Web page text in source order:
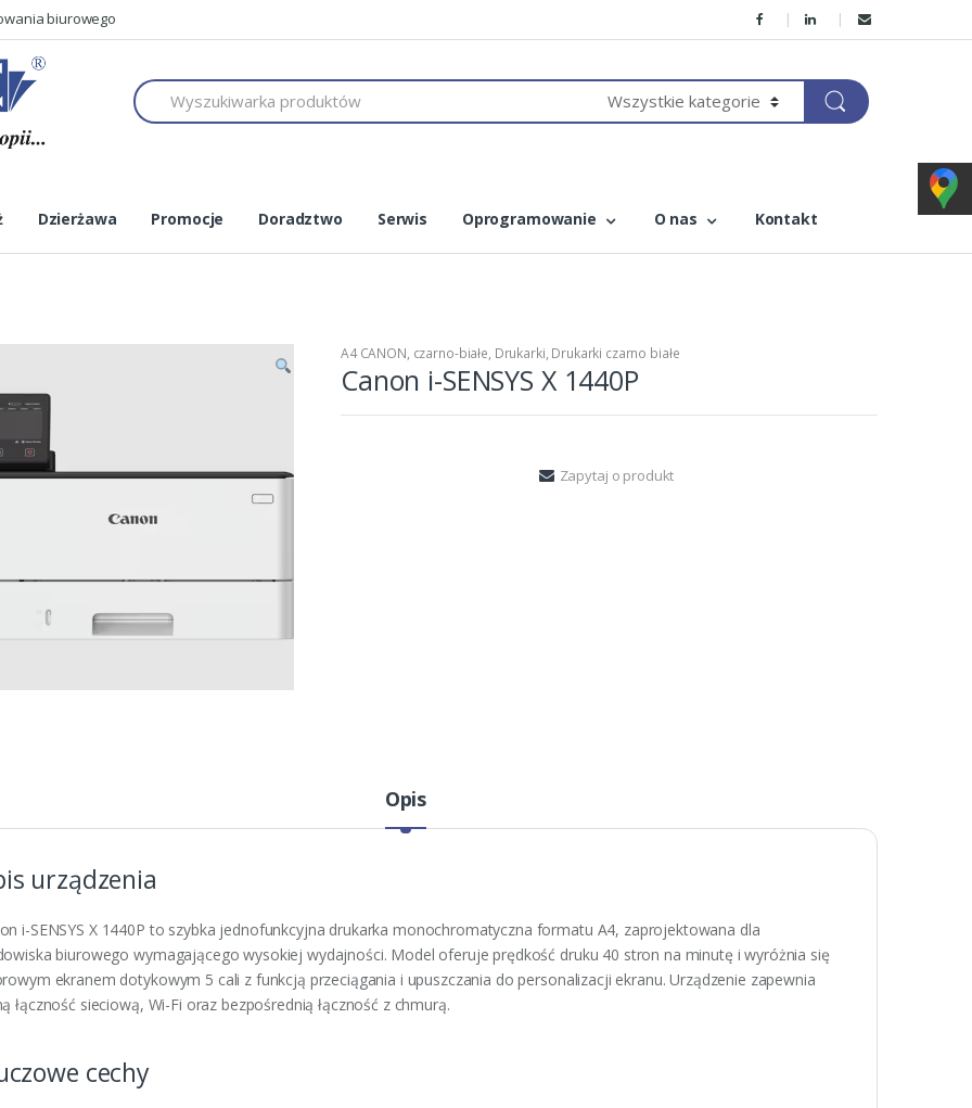
biurowego
Dzierżawa Promocje Doradztwo Serwis Oprogramowanie O nas Kontakt
A4 CANON, czarno-białe, Drukarki, Drukarki czarno białe
Canon i-SENSYS X 1440P
Zapytaj o produkt
Opis
urządzenia
i-SENSYS X 1440P to szybka jednofunkcyjna drukarka monochromatyczna formatu A4, zaprojektowana dla
biurowego wymagającego wysokiej wydajności. Model oferuje prędkość druku 40 stron na minutę i wyróżnia się
ekranem dotykowym 5 cali z funkcją przeciągania i upuszczania do personalizacji ekranu. Urządzenie zapewnia
łączność sieciową, Wi-Fi oraz bezpośrednią łączność z chmurą.
cechy